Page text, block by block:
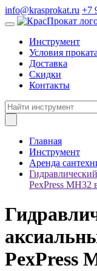
info@krasprokat.ru +7
Инструмент
Условия проката
Доставка
Скидки
Контакты
Главная
Инструмент
Аренда
PexPress MH32
PexPress